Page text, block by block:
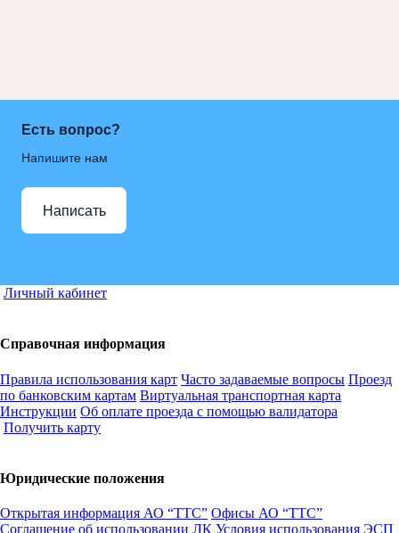
Есть вопрос?
Напишите нам
Написать
Личный кабинет
Справочная информация
Правила использования карт Часто задаваемые вопросы Проезд
по банковским картам Виртуальная транспортная карта
Инструкции Об оплате проезда с помощью валидатора
Получить карту
Юридические положения
Открытая информация АО “ТТС” Офисы АО “ТТС”
Соглашение об использовании ЛК Условия использования ЭСП